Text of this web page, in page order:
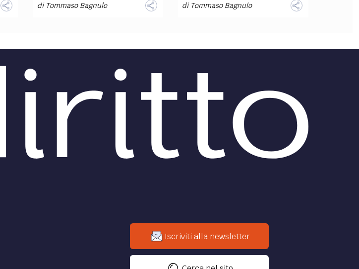
di Tommaso Bagnulo di Tommaso Bagnulo
Due nuove procedure: la
soluzione della crisi d’impresa e il
concordato semplificato per la
liquidazione del patrimonio.
dell’ulteriore slittamento
Analisi in seguito alla modifica del
comma 7 dell'art. 15 effettuato dal
Decreto Sostegni.
Tommaso Bagnulo
debitore e delle misure cautelari
nel decreto correttivo del codice di
pagamenti preferenziali se lo
dell’attività tipica per ripianare i
debiti e salvare l’azienda.
diMariangela Cirrincione